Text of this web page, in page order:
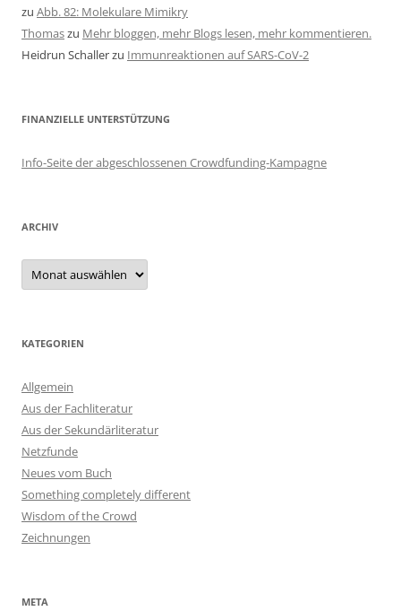
zu Abb. 82: Molekulare Mimikry
Thomaszu Mehr bloggen, mehr Blogs lesen, mehr kommentieren.
Heidrun Schallerzu Immunreaktionen auf SARS-CoV-2
FINANZIELLE UNTERSTÜTZUNG
Info-Seite der abgeschlossenen Crowdfunding-Kampagne
ARCHIV
Archiv
KATEGORIEN
Allgemein
Aus der Fachliteratur
Aus der Sekundärliteratur
Netzfunde
Neues vom Buch
Something completely different
Wisdom of the Crowd
Zeichnungen
META